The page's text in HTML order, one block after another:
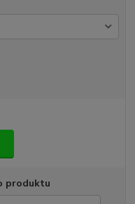
produktu